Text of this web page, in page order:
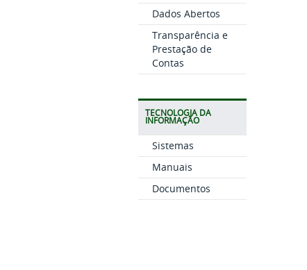
Dados Abertos
Transparência e
Prestação de
Contas
TECNOLOGIA DA
INFORMAÇÃO
Sistemas
Manuais
Documentos